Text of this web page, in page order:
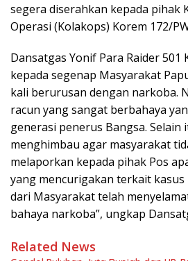
segera diserahkan kepada pihak
Operasi (Kolakops) Korem 172/
Dansatgas Yonif Para Raider
kepada segenap Masyarakat
kali berurusan dengan narkoba.
racun yang sangat berbahaya
generasi penerus Bangsa. Selain
menghimbau agar masyarakat
melaporkan kepada pihak Pos
yang mencurigakan terkait kasus
dari Masyarakat telah
bahaya narkoba”, ungkap
Related News